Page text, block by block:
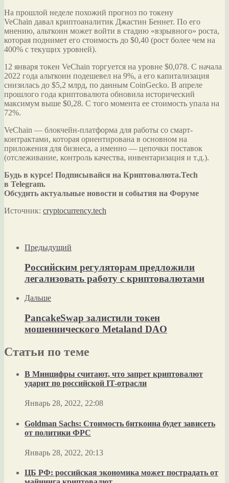
На прошлой неделе похожий прогноз по токену
VeChain давал криптоаналитик Джастин Беннет. По его
мнению, альткоин может войти в стадию «взрывного» роста,
которая поднимет его стоимость до $0,40 (рост более чем на
400% с текущих уровней).
12 января токен VeChain торгуется на уровне $0,078. C начала
2022 года альткоин подешевел на 9%, а его капитализация
снизилась до $5,2 млрд, по данным CoinGecko. В апреле
прошлого года криптовалюта обновила исторический
максимум выше $0,28. С того момента ее стоимость упала на
72%.
VeChain — блокчейн-платформа для работы со смарт-
контрактами, которая ориентирована в основном на
приложения для бизнеса, а именно — цепочки поставок
(отслеживание, контроль качества, инвентаризация и т.д.).
Будь в курсе! Подписывайся на Криптовалюта.Tech
в Telegram.
Обсудить актуальные новости и события на Форуме
Источник: cryptocurrency.tech
Предыдущий
Российским регуляторам предложили
легализовать работу с криптовалютами
Дальше
PancakeSwap залистили токен
мошеннического Metaland DAO
Статьи по теме
В Минцифры считают, что запрет криптовалют
ударит по российской IT-отрасли
Январь 28, 2022, 22:08
Goldman Sachs: Стоимость биткоина будет зависеть
от политики ФРС
Январь 28, 2022, 20:13
ЦБ РФ: российская экономика может пострадать от